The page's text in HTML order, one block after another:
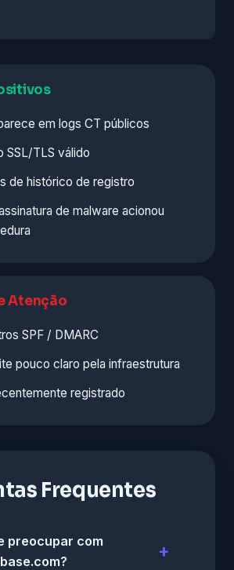
em logs CT públicos
SSL/TLS válido
de histórico de registro
de malware acionou
Atenção
SPF / DMARC
pouco claro pela infraestrutura
registrado
Frequentes
preocupar com